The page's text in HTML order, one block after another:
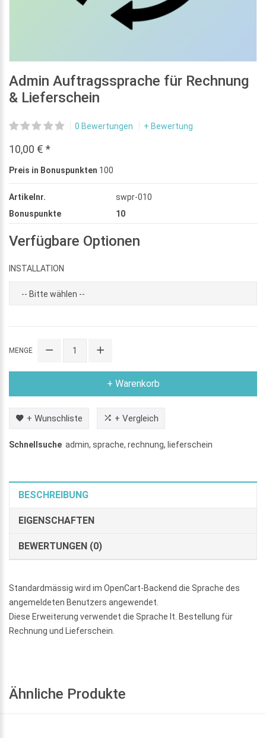
Admin Auftragssprache für Rechnung
& Lieferschein
0 Bewertungen + Bewertung
10,00 € *
Preis in Bonuspunkten 100
Artikelnr.
swpr-010
Bonuspunkte
10
Verfügbare Optionen
INSTALLATION
MENGE
+ Warenkorb
+ Wunschliste + Vergleich
Schnellsuche admin, sprache, rechnung, lieferschein
BESCHREIBUNG
EIGENSCHAFTEN
BEWERTUNGEN (0)
Standardmässig wird im OpenCart-Backend die Sprache des
angemeldeten Benutzers angewendet.
Diese Erweiterung verwendet die Sprache lt. Bestellung für
Rechnung und Lieferschein.
Ähnliche Produkte